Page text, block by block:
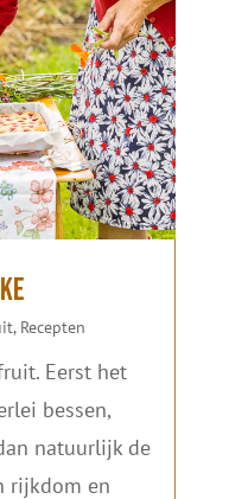
, Recepten
Eerst het
bessen,
natuurlijk de
rijkdom en